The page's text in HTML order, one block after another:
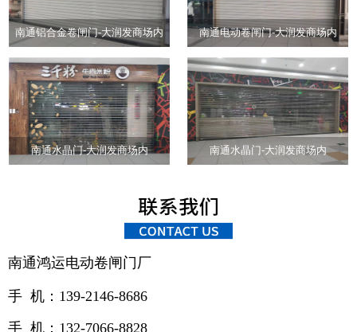
南通铝合金卷闸门-大润发商场内 南通电动卷闸门-大润发商场内
南通水晶门-大润发商场内 南通水晶门-大润发商场内
南通鸿运电动卷闸门厂
手 机：139-2146-8686
手 机：132-7066-8828